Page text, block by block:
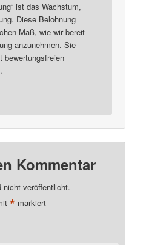
ist das Wachstum,
Diese Belohnung
Maß, wie wir bereit
anzunehmen. Sie
bewertungsfreien
Kommentar
nicht veröffentlicht.
* markiert